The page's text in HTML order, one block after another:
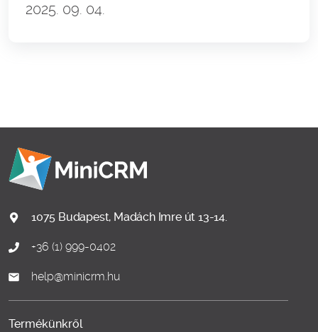
2025. 09. 04.
1075 Budapest, Madách Imre út 13-14.
+36 (1) 999-0402
help@minicrm.hu
Termékünkről